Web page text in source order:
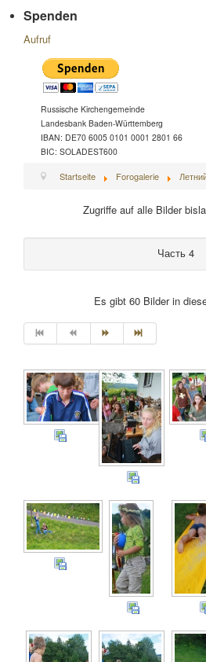
Spenden
Aufruf
Russische Kirchengemeinde
Landesbank Baden-Württemberg
IBAN: DE70 6005 0101 0001 2801 66
BIC: SOLADEST600
Startseite Forogalerie
Zugriffe auf alle Bilder
Часть 4
Es gibt 60 Bilder in